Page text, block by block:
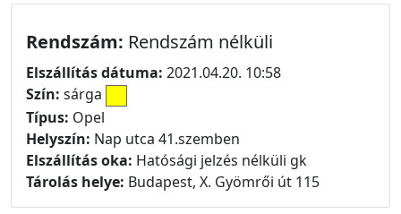
Rendszám: Rendszám nélküli
Elszállítás dátuma: 2021.04.20. 10:58
Szín: sárga
Típus: Opel
Helyszín: Nap utca 41.szemben
Elszállítás oka: Hatósági jelzés nélküli gk
Tárolás helye: Budapest, X. Gyömrői út 115